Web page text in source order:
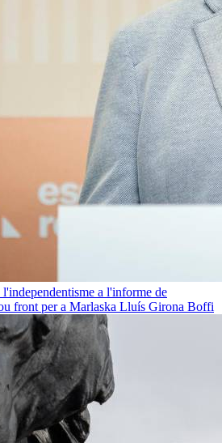
a l'informe de
front per a Marlaska Lluís Girona Boffi